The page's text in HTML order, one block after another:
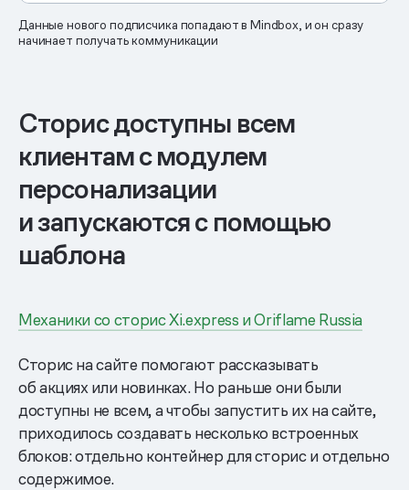
Данные нового подписчика попадают в Mindbox, и он сразу
начинает получать коммуникации
Сторис доступны всем
клиентам с модулем
персонализации
и запускаются с помощью
шаблона
Механики со сторис Xi.express и Oriflame Russia
Сторис на сайте помогают рассказывать
об акциях или новинках. Но раньше они были
доступны не всем, а чтобы запустить их на сайте,
приходилось создавать несколько встроенных
блоков: отдельно контейнер для сторис и отдельно
содержимое.